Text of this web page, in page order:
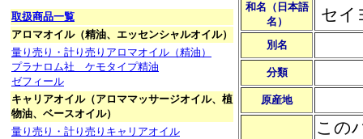
和名（日本語
名）
セイ
別名
分類
原産地
この
取扱商品一覧
アロマオイル（精油、エッセンシャルオイル）
量り売り・計り売りアロマオイル（精油）
プラナロム社 ケモタイプ精油
ゼフィール
キャリアオイル（アロママッサージオイル、植
物油、ベースオイル）
量り売り・計り売りキャリアオイル